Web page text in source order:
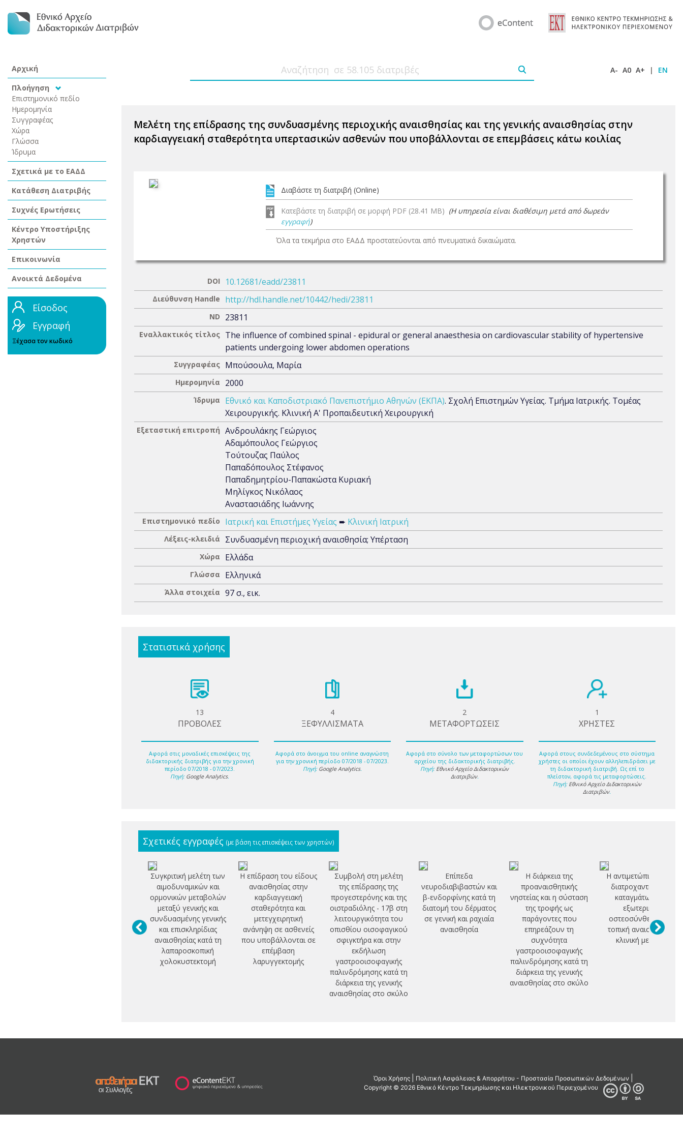
Αρχική
Πλοήγηση
Επιστημονικό πεδίο
Ημερομηνία
Συγγραφέας
Χώρα
Γλώσσα
Ίδρυμα
Σχετικά με το ΕΑΔΔ
Κατάθεση Διατριβής
Συχνές Ερωτήσεις
Κέντρο Υποστήριξης
Χρηστών
Επικοινωνία
Ανοικτά Δεδομένα
Είσοδος
Εγγραφή
Ξέχασα τον κωδικό
A- A0 A+ | EN
Μελέτη της επίδρασης της συνδυασμένης περιοχικής αναισθησίας και της γενικής αναισθησίας στην
καρδιαγγειακή σταθερότητα υπερτασικών ασθενών που υποβάλλονται σε επεμβάσεις κάτω κοιλίας
Διαβάστε τη διατριβή (Online)
Κατεβάστε τη διατριβή σε μορφή PDF (28.41 MB) (Η υπηρεσία είναι διαθέσιμη μετά από δωρεάν
εγγραφή)
Όλα τα τεκμήρια στο ΕΑΔΔ προστατεύονται από πνευματικά δικαιώματα.
DOI 10.12681/eadd/23811
Διεύθυνση Handle http://hdl.handle.net/10442/hedi/23811
ND 23811
Εναλλακτικός τίτλος The influence of combined spinal - epidural or general anaesthesia on cardiovascular stability of hypertensive
patients undergoing lower abdomen operations
Συγγραφέας Μπούσουλα, Μαρία
Ημερομηνία 2000
Ίδρυμα Εθνικό και Καποδιστριακό Πανεπιστήμιο Αθηνών (ΕΚΠΑ). Σχολή Επιστημών Υγείας. Τμήμα Ιατρικής. Τομέας
Χειρουργικής. Κλινική Α' Προπαιδευτική Χειρουργική
Εξεταστική επιτροπή Ανδρουλάκης Γεώργιος
Αδαμόπουλος Γεώργιος
Τούτουζας Παύλος
Παπαδόπουλος Στέφανος
Παπαδημητρίου-Παπακώστα Κυριακή
Μηλίγκος Νικόλαος
Αναστασιάδης Ιωάννης
Επιστημονικό πεδίο Ιατρική και Επιστήμες Υγείας ➨ Κλινική Ιατρική
Λέξεις-κλειδιά Συνδυασμένη περιοχική αναισθησία; Υπέρταση
Χώρα Ελλάδα
Γλώσσα Ελληνικά
Άλλα στοιχεία 97 σ., εικ.
Στατιστικά χρήσης
13
ΠΡΟΒΟΛΕΣ
Αφορά στις μοναδικές επισκέψεις της
διδακτορικής διατριβής για την χρονική
περίοδο 07/2018 - 07/2023.
Πηγή: Google Analytics.
4
ΞΕΦΥΛΛΙΣΜΑΤΑ
Αφορά στο άνοιγμα του online αναγνώστη
για την χρονική περίοδο 07/2018 - 07/2023.
Πηγή: Google Analytics.
2
ΜΕΤΑΦΟΡΤΩΣΕΙΣ
Αφορά στο σύνολο των μεταφορτώσων του
αρχείου της διδακτορικής διατριβής.
Πηγή: Εθνικό Αρχείο Διδακτορικών
Διατριβών.
1
ΧΡΗΣΤΕΣ
Αφορά στους συνδεδεμένους στο σύστημα
χρήστες οι οποίοι έχουν αλληλεπιδράσει με
τη διδακτορική διατριβή. Ως επί το
πλείστον, αφορά τις μεταφορτώσεις.
Πηγή: Εθνικό Αρχείο Διδακτορικών
Διατριβών.
Σχετικές εγγραφές (με βάση τις επισκέψεις των χρηστών)
Συγκριτική μελέτη των
αιμοδυναμικών και
ορμονικών μεταβολών
μεταξύ γενικής και
συνδυασμένης γενικής
και επισκληρίδιας
αναισθησίας κατά τη
λαπαροσκοπική
χολοκυστεκτομή
Η επίδραση του είδους
αναισθησίας στην
καρδιαγγειακή
σταθερότητα και
μετεγχειρητική
ανάνηψη σε ασθενείς
που υποβάλλονται σε
επέμβαση
λαρυγγεκτομής
Συμβολή στη μελέτη
της επίδρασης της
προγεστερόνης και της
οιστραδιόλης - 17β στη
λειτουργικότητα του
οπισθίου οισοφαγικού
σφιγκτήρα και στην
εκδήλωση
γαστροοισοφαγικής
παλινδρόμησης κατά τη
διάρκεια της γενικής
αναισθησίας στο σκύλο
Επίπεδα
νευροδιαβιβαστών και
β-ενδορφίνης κατά τη
διατομή του δέρματος
σε γενική και ραχιαία
αναισθησία
Η διάρκεια της
προαναισθητικής
νηστείας και η σύσταση
της τροφής ως
παράγοντες που
επηρεάζουν τη
συχνότητα
γαστροοισοφαγικής
παλινδρόμησης κατά τη
διάρκεια της γενικής
αναισθησίας στο σκύλο
Η αντιμετώπιση των
διατροχαντηρίων
καταγμάτων με
εξωτερική
οστεοσύνθεση και
τοπική αναισθησία:
κλινική μελέτη